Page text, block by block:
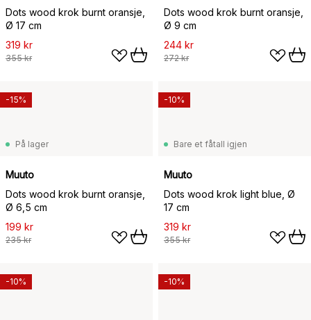
Dots wood krok burnt oransje,
Ø 17 cm
319 kr
355 kr
Dots wood krok burnt oransje,
Ø 9 cm
244 kr
272 kr
På lager
Muuto
Dots wood krok burnt oransje,
Ø 6,5 cm
199 kr
235 kr
-15%
Bare et fåtall igjen
Muuto
Dots wood krok light blue, Ø
17 cm
319 kr
355 kr
-10%
-10% -10%